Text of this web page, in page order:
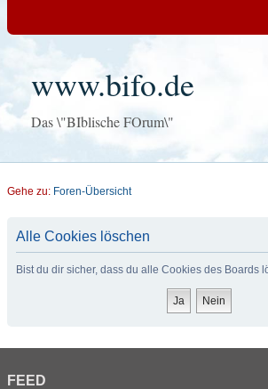
www.bifo.de
Das \"BIblische FOrum\"
Gehe zu: Foren-Übersicht
Alle Cookies löschen
Bist du dir sicher, dass du alle Cookies des Boards
FEED